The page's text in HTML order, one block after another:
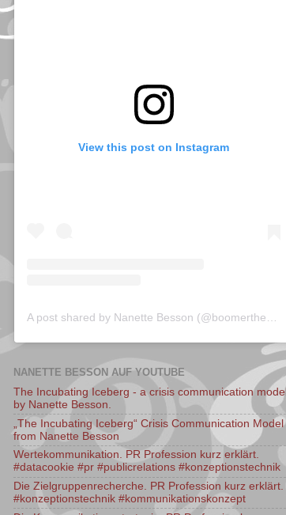
View this post on Instagram
NANETTE BESSON AUF YOUTUBE
The Incubating Iceberg - a crisis communication model
by Nanette Besson.
„The Incubating Iceberg“ Crisis Communication Model
from Nanette Besson
Wertekommunikation. PR Profession kurz erklärt.
#datacookie #pr #publicrelations #konzeptionstechnik
Die Zielgruppenrecherche. PR Profession kurz erklärt.
#konzeptionstechnik #kommunikationskonzept